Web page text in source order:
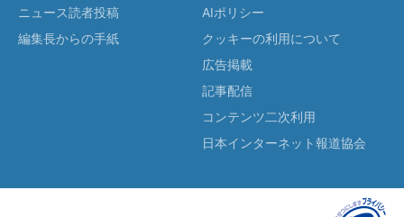
ニュース読者投稿
編集長からの手紙
AIポリシー
クッキーの利用について
広告掲載
記事配信
コンテンツ二次利用
日本インターネット報道協会